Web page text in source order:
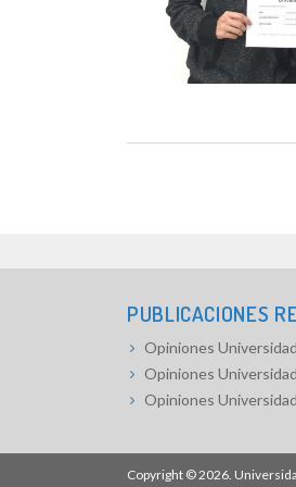
PUBLICACIONES
Opiniones
Opiniones
Opiniones
Copyright © 2026.